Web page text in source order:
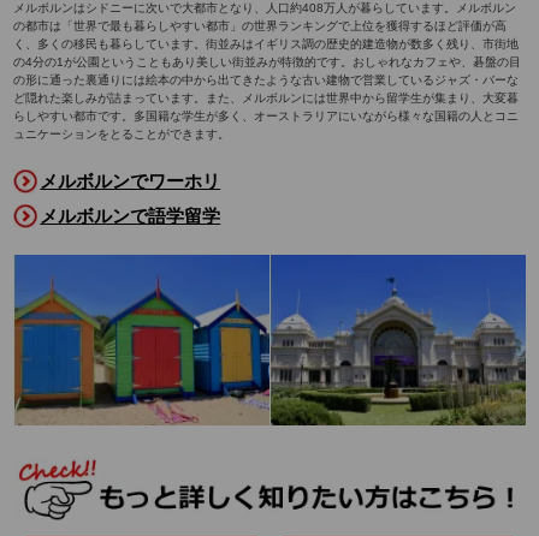
メルボルンはシドニーに次いで大都市となり、人口約408万人が暮らしています。メルボルン
の都市は「世界で最も暮らしやすい都市」の世界ランキングで上位を獲得するほど評価が高
く、多くの移民も暮らしています。街並みはイギリス調の歴史的建造物が数多く残り、市街地
の4分の1が公園ということもあり美しい街並みが特徴的です。おしゃれなカフェや、碁盤の目
の形に通った裏通りには絵本の中から出てきたような古い建物で営業しているジャズ・バーな
ど隠れた楽しみが詰まっています。また、メルボルンには世界中から留学生が集まり、大変暮
らしやすい都市です。多国籍な学生が多く、オーストラリアにいながら様々な国籍の人とコニ
ュニケーションをとることができます。
メルボルンでワーホリ
メルボルンで語学留学